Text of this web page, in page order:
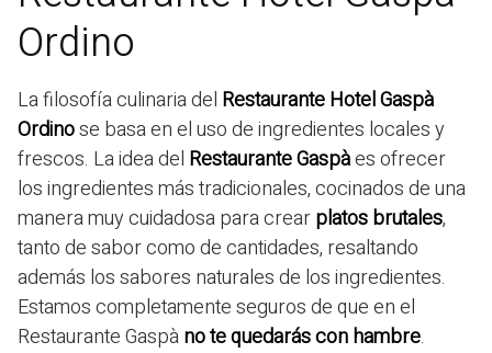
Ordino
La filosofía culinaria del Restaurante Hotel Gaspà
Ordinose basa en el uso de ingredientes locales y
frescos. La idea del Restaurante Gaspàes ofrecer
los ingredientes más tradicionales, cocinados de una
manera muy cuidadosa para crearplatos brutales,
tanto de sabor como de cantidades, resaltando
además los sabores naturales de los ingredientes.
Estamos completamente seguros de que en el
Restaurante Gaspàno te quedarás con hambre.